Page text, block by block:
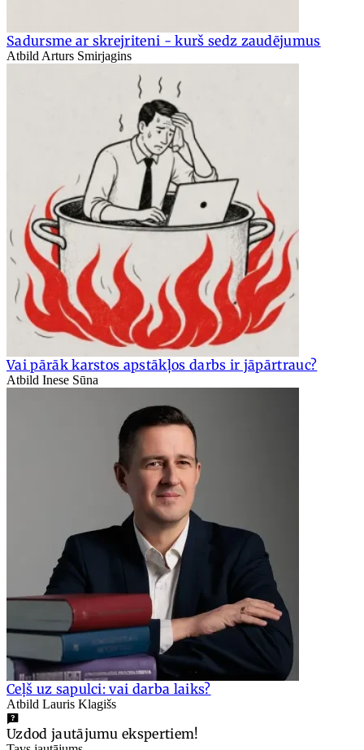
Sadursme ar skrejriteni - kurš sedz zaudējumus
Atbild Arturs Smirjagins
Vai pārāk karstos apstākļos darbs ir jāpārtrauc?
Atbild Inese Sūna
Ceļš uz sapulci: vai darba laiks?
Atbild Lauris Klagišs
Uzdod jautājumu ekspertiem!